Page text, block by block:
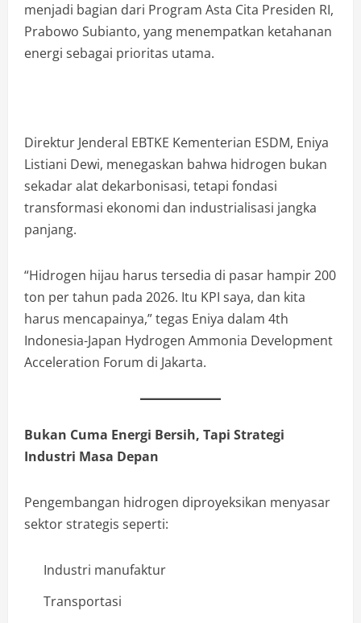
menjadi bagian dari Program Asta Cita Presiden RI,
Prabowo Subianto, yang menempatkan ketahanan
energi sebagai prioritas utama.
Direktur Jenderal EBTKE Kementerian ESDM, Eniya
Listiani Dewi, menegaskan bahwa hidrogen bukan
sekadar alat dekarbonisasi, tetapi fondasi
transformasi ekonomi dan industrialisasi jangka
panjang.
“Hidrogen hijau harus tersedia di pasar hampir 200
ton per tahun pada 2026. Itu KPI saya, dan kita
harus mencapainya,” tegas Eniya dalam 4th
Indonesia-Japan Hydrogen Ammonia Development
Acceleration Forum di Jakarta.
Bukan Cuma Energi Bersih, Tapi Strategi
Industri Masa Depan
Pengembangan hidrogen diproyeksikan menyasar
sektor strategis seperti:
Industri manufaktur
Transportasi